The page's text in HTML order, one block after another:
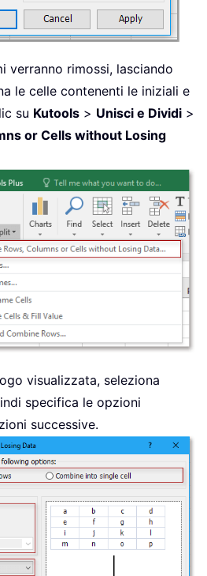
verranno rimossi, lasciando
le celle contenenti le iniziali e
su Kutools > Unisci e Dividi >
or Cells without Losing
visualizzata, seleziona
specifica le opzioni
successive.